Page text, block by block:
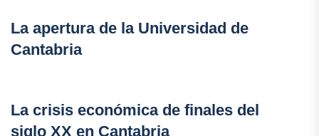
La apertura de la Universidad de
Cantabria
La crisis económica de finales del
siglo XX en Cantabria